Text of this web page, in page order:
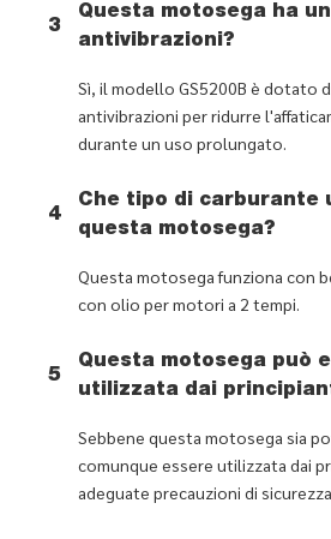
3
Questa motosega ha
antivibrazioni?
Sì, il modello GS5200B è dotato
antivibrazioni per ridurre
durante un uso prolungato.
4
Che tipo di carburante
questa motosega?
Questa motosega funziona con
con olio per motori a 2 tempi.
5
Questa motosega può
utilizzata dai
Sebbene questa motosega sia
comunque essere utilizzata dai
adeguate precauzioni di